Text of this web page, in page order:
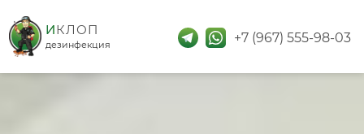
дезинфекция